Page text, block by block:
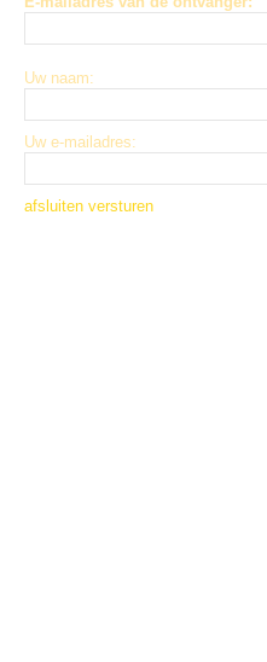
Uw naam:
Uw e-mailadres:
afsluiten versturen